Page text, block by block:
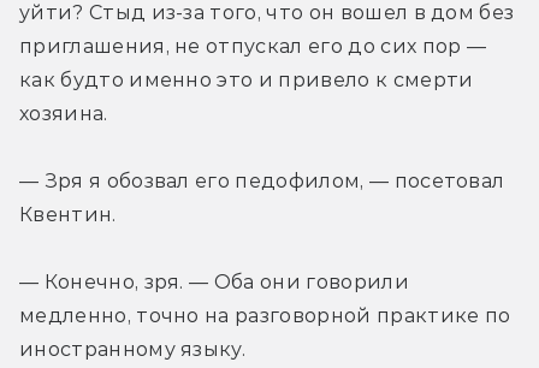
уйти? Стыд из-за того, что он вошел в дом без
приглашения, не отпускал его до сих пор —
как будто именно это и привело к смерти
хозяина.
— Зря я обозвал его педофилом, — посетовал
Квентин.
— Конечно, зря. — Оба они говорили
медленно, точно на разговорной практике по
иностранному языку.